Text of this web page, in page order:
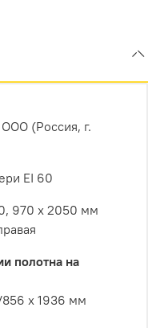
(Россия, г.
EI 60
970 х 2050 мм
полотна на
х 1936 мм